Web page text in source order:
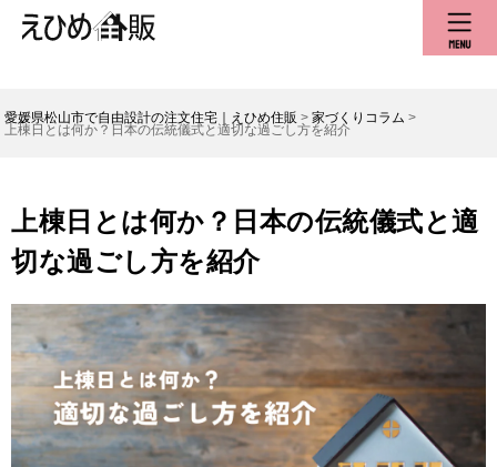
愛媛県松山市で自由設計の注文住宅｜えひめ住販 >家づくりコラム >
上棟日とは何か？日本の伝統儀式と適切な過ごし方を紹介
上棟日とは何か？日本の伝統儀式と適
切な過ごし方を紹介